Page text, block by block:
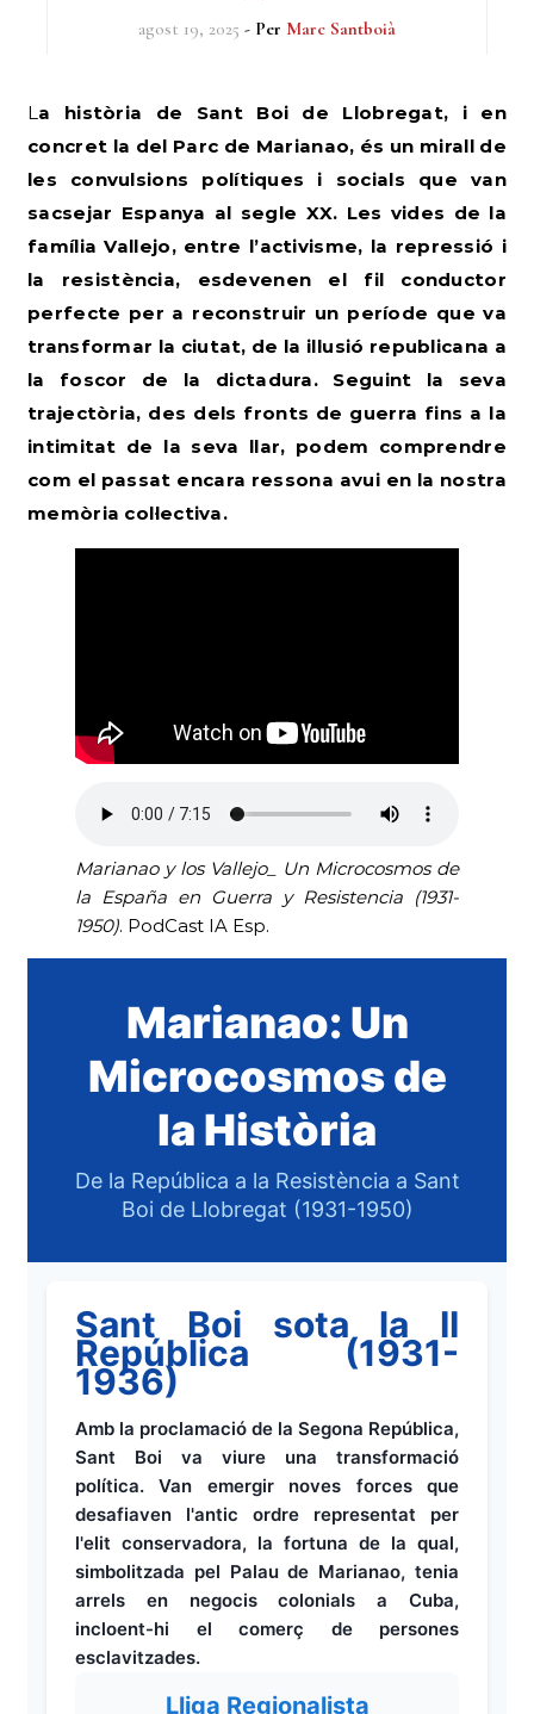
agost 19, 2025 - Per Marc Santboià
La història de Sant Boi de Llobregat, i en
concret la del Parc de Marianao, és un mirall de
les convulsions polítiques i socials que van
sacsejar Espanya al segle XX. Les vides de la
família Vallejo, entre l’activisme, la repressió i
la resistència, esdevenen el fil conductor
perfecte per a reconstruir un període que va
transformar la ciutat, de la il·lusió republicana a
la foscor de la dictadura. Seguint la seva
trajectòria, des dels fronts de guerra fins a la
intimitat de la seva llar, podem comprendre
com el passat encara ressona avui en la nostra
memòria col·lectiva.
Marianao y los Vallejo_ Un Microcosmos de
la España en Guerra y Resistencia (1931-
1950). PodCast IA Esp.